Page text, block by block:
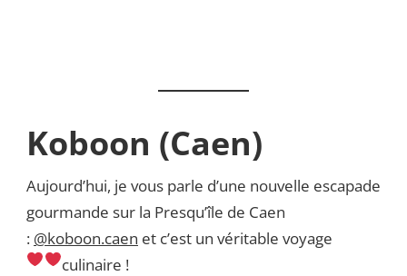
Koboon (Caen)
Aujourd’hui, je vous parle d’une nouvelle escapade
gourmande sur la Presqu’île de Caen
: @koboon.caen et c’est un véritable voyage
culinaire !